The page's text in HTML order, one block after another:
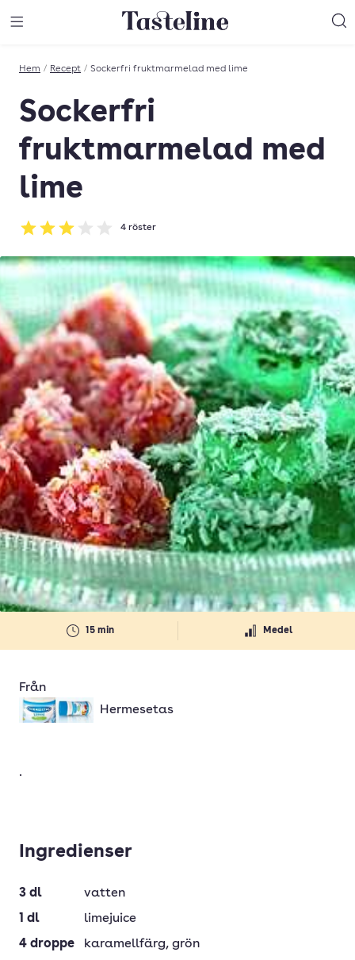
Till Tastelines startsida
Hem / Recept / Sockerfri fruktmarmelad med lime
Sockerfri
fruktmarmelad med
lime
Betyg: 3 av 5
4 röster
15 min Medel
Från
Hermesetas
.
Ingredienser
3 dl
vatten
1 dl
limejuice
4 droppe karamellfärg, grön